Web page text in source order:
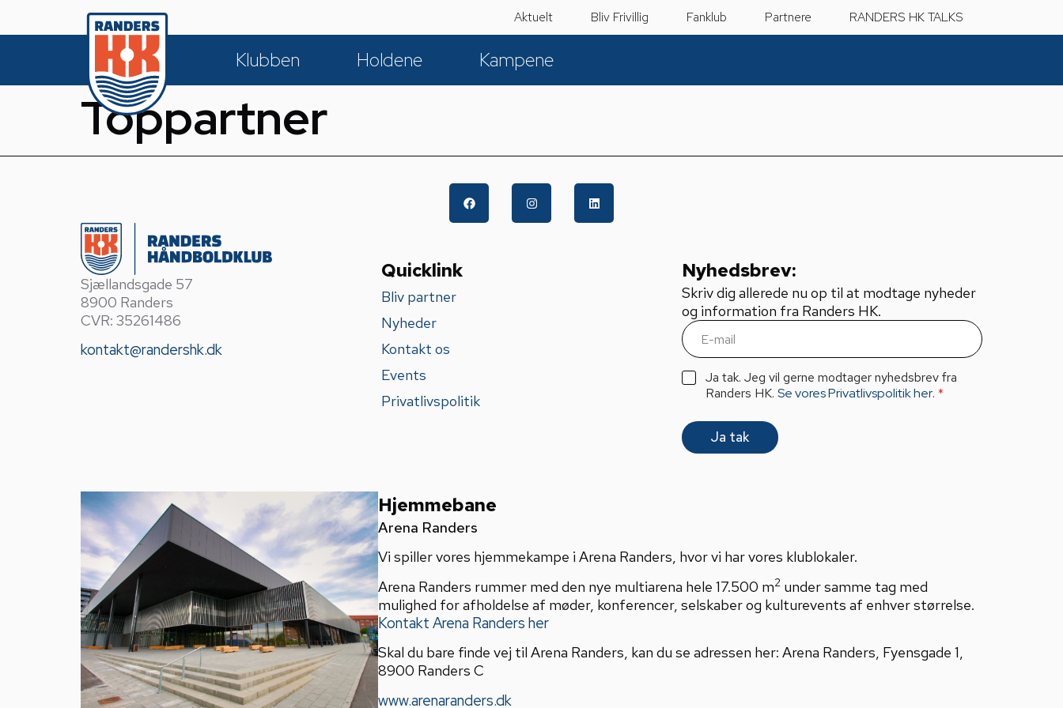
Aktuelt Bliv Frivillig Fanklub Partnere RANDERS HK TALKS
Klubben Holdene Kampene
Toppartner
Sjællandsgade 57
8900 Randers
CVR: 35261486
kontakt@randershk.dk
Quicklink
Bliv partner
Nyheder
Kontakt os
Events
Privatlivspolitik
Nyhedsbrev:
Skriv dig allerede nu op til at modtage nyheder
og information fra Randers HK.
E
m
a
i
l
G
R
A
g
t
Ja tak. Jeg vil gerne modtager nyhedsbrev fra
Randers HK. Se vores Privatlivspolitik her. *
Ja tak
Hjemmebane
Arena Randers
Vi spiller vores hjemmekampe i Arena Randers, hvor vi har vores klublokaler.
Arena Randers rummer med den nye multiarena hele 17.500 m2 under samme tag med
mulighed for afholdelse af møder, konferencer, selskaber og kulturevents af enhver størrelse.
Kontakt Arena Randers her
Skal du bare finde vej til Arena Randers, kan du se adressen her: Arena Randers, Fyensgade 1,
8900 Randers C
www.arenaranders.dk